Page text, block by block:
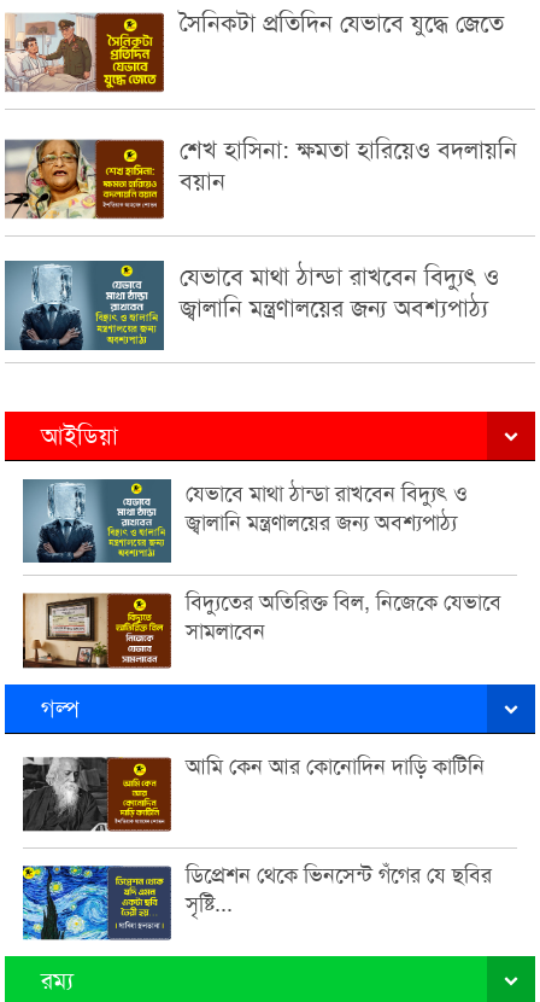
সৈনিকটা প্রতিদিন যেভাবে যুদ্ধে জেতে
শেখ হাসিনা: ক্ষমতা হারিয়েও বদলায়নি
বয়ান
যেভাবে মাথা ঠান্ডা রাখবেন বিদ্যুৎ ও
জ্বালানি মন্ত্রণালয়ের জন্য অবশ্যপাঠ্য
আইডিয়া
যেভাবে মাথা ঠান্ডা রাখবেন বিদ্যুৎ ও
জ্বালানি মন্ত্রণালয়ের জন্য অবশ্যপাঠ্য
বিদ্যুতের অতিরিক্ত বিল, নিজেকে যেভাবে
সামলাবেন
গল্প
আমি কেন আর কোনোদিন দাড়ি কাটিনি
ডিপ্রেশন থেকে ভিনসেন্ট গঁগের যে ছবির
সৃষ্টি...
রম্য